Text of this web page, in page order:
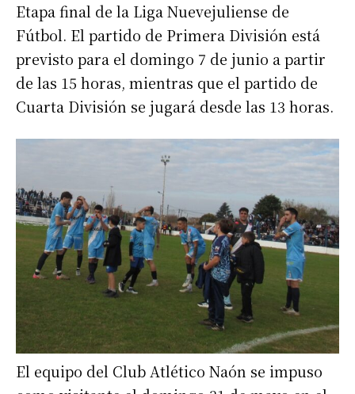
Etapa final de la Liga Nuevejuliense de
Fútbol. El partido de Primera División está
previsto para el domingo 7 de junio a partir
de las 15 horas, mientras que el partido de
Cuarta División se jugará desde las 13 horas.
El equipo del Club Atlético Naón se impuso